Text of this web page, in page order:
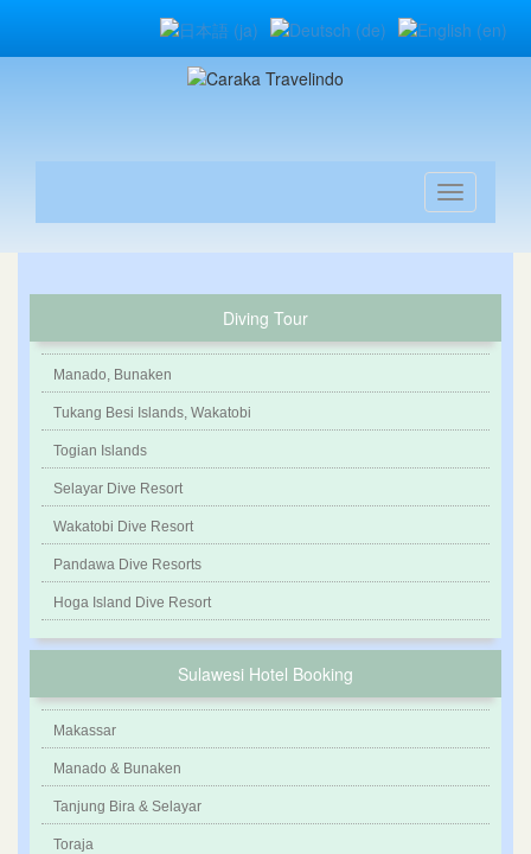
Diving Tour
Manado, Bunaken
Tukang Besi Islands, Wakatobi
Togian Islands
Selayar Dive Resort
Wakatobi Dive Resort
Pandawa Dive Resorts
Hoga Island Dive Resort
Sulawesi Hotel Booking
Makassar
Manado & Bunaken
Tanjung Bira & Selayar
Toraja